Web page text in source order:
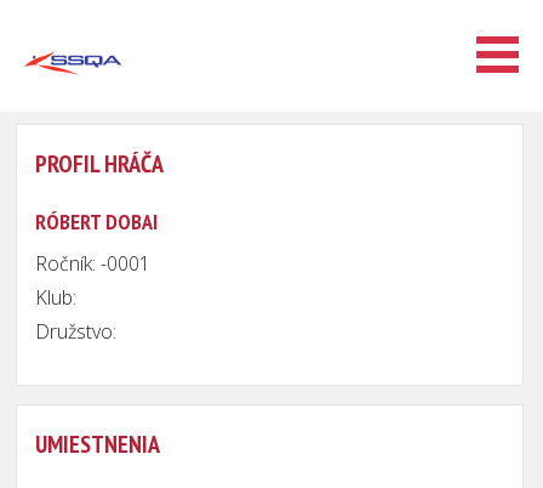
PROFIL HRÁČA
RÓBERT DOBAI
Ročník: -0001
Klub:
Družstvo:
UMIESTNENIA